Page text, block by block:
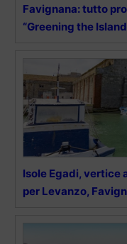
Favignana: tutto
“Greening the
Isole Egadi, vertice
per Levanzo,